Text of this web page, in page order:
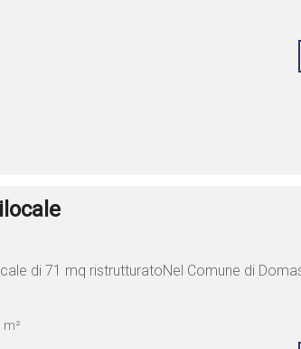
di 71 mq ristrutturatoNel Comune di
m²